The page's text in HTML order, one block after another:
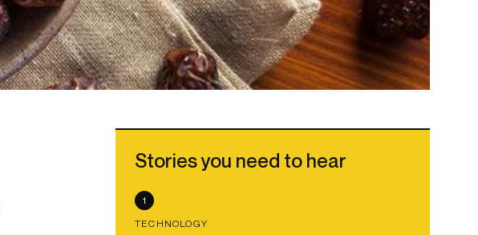
Stories you need to hear
1
TECHNOLOGY